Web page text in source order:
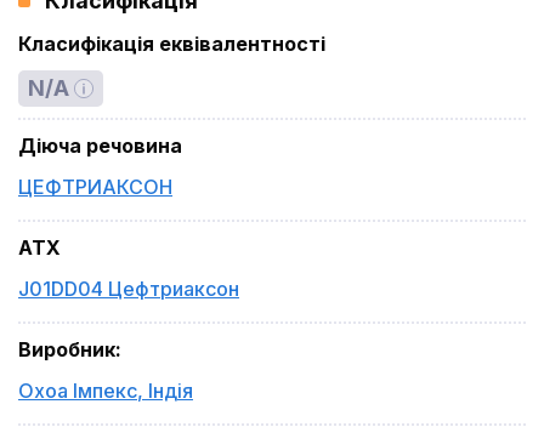
Класифікація еквівалентності
N/A
Діюча речовина
ЦЕФТРИАКСОН
ATX
J01DD04 Цефтриаксон
Виробник:
Охоа Імпекс, Індія